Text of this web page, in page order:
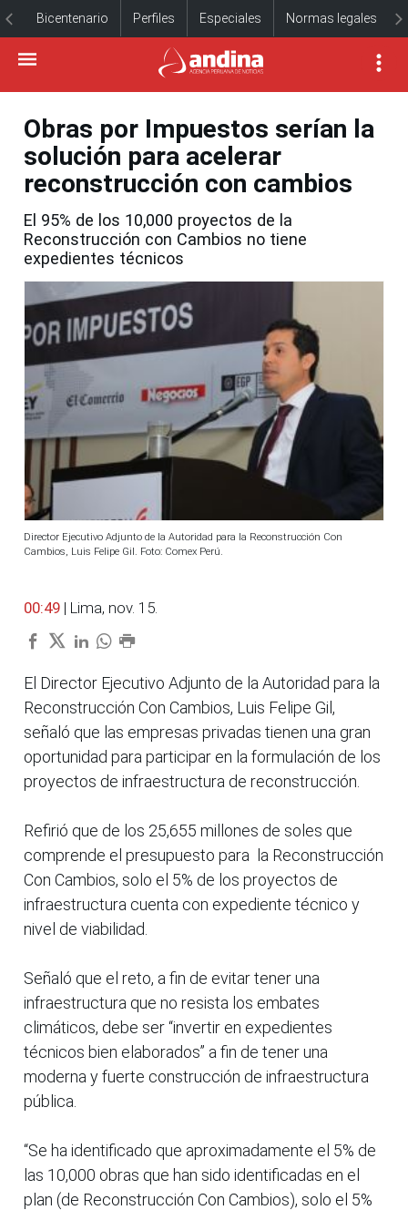
Bicentenario Perfiles Especiales Normas legales
Obras por Impuestos serían la
solución para acelerar
reconstrucción con cambios
El 95% de los 10,000 proyectos de la
Reconstrucción con Cambios no tiene
expedientes técnicos
Director Ejecutivo Adjunto de la Autoridad para la Reconstrucción Con
Cambios, Luis Felipe Gil. Foto: Comex Perú.
00:49 | Lima, nov. 15.
El Director Ejecutivo Adjunto de la Autoridad para la
Reconstrucción Con Cambios, Luis Felipe Gil,
señaló que las empresas privadas tienen una gran
oportunidad para participar en la formulación de los
proyectos de infraestructura de reconstrucción.
Refirió que de los 25,655 millones de soles que
comprende el presupuesto para la Reconstrucción
Con Cambios, solo el 5% de los proyectos de
infraestructura cuenta con expediente técnico y
nivel de viabilidad.
Señaló que el reto, a fin de evitar tener una
infraestructura que no resista los embates
climáticos, debe ser “invertir en expedientes
técnicos bien elaborados” a fin de tener una
moderna y fuerte construcción de infraestructura
pública.
“Se ha identificado que aproximadamente el 5% de
las 10,000 obras que han sido identificadas en el
plan (de Reconstrucción Con Cambios), solo el 5%